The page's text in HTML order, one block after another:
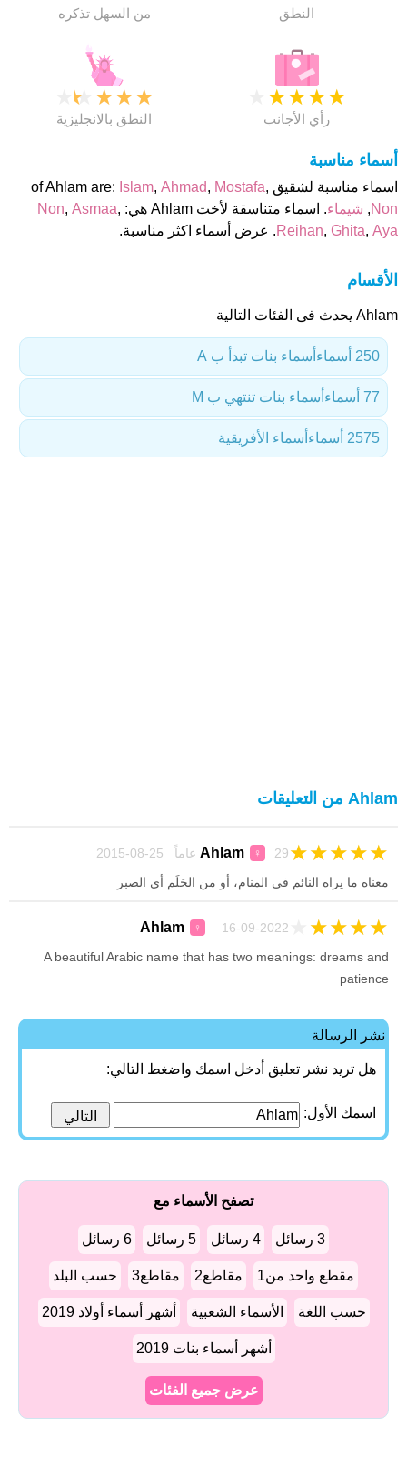
من السهل تذكره النطق
★
★
★
★
النطق بالانجليزية
★
★
★
★
رأي الأجانب
أسماء مناسبة
اسماء مناسبة لشقيق of Ahlam are: Islam, Ahmad, Mostafa,
Non
, شيماء. اسماء متناسقة لأخت Ahlam هي: Non, Asmaa,
Reihan, Ghita, Aya . عرض أسماء اكثر مناسبة.
الأقسام
Ahlam يحدث فى الفئات التالية
أسماء بنات تبدأ ب A 250 أسماء
أسماء بنات تنتهي ب M 77 أسماء
أسماء الأفريقية 2575 أسماء
Ahlam من التعليقات
Ahlam ♀ 29 عاماً 25-08-2015 ★
★
★
★
★
معناه ما يراه النائم في المنام، أو من الحَلَم أي الصبر
Ahlam ♀ 16-09-2022 ★
★
★
★
A beautiful Arabic name that has two meanings: dreams and
patience
نشر الرسالة
هل تريد نشر تعليق أدخل اسمك واضغط التالي:
اسمك الأول:
تصفح الأسماء مع
3 رسائل 4 رسائل 5 رسائل 6 رسائل
مقطع واحد من1 مقاطع2 مقاطع3 حسب البلد
حسب اللغة الأسماء الشعبية أشهر أسماء أولاد 2019
أشهر أسماء بنات 2019
عرض جميع الفئات